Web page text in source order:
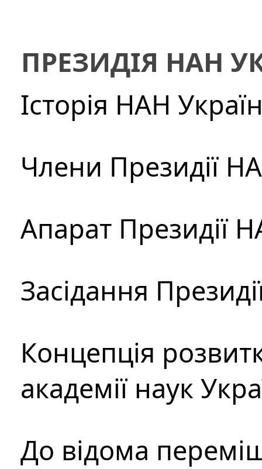
ПРЕЗИДІЯ НАН
Історія НАН
Члени Президії
Апарат Президії
Засідання
Концепція
академії наук
До відома